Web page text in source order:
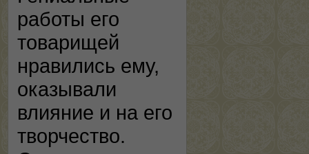
работы его
товарищей
нравились ему,
оказывали
влияние и на его
творчество.